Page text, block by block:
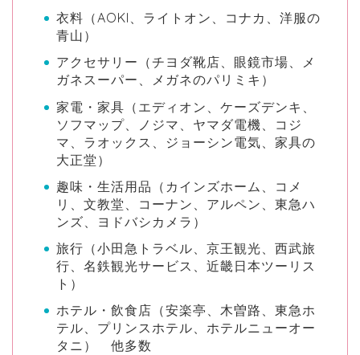
衣料（AOKI、ライトオン、コナカ、洋服の
青山）
アクセサリー（チヨダ靴店、眼鏡市場、メ
ガネスーパー、メガネのパリミキ）
家電・家具（エディオン、ケーズデンキ、
ソフマップ、ノジマ、ヤマダ電機、コジ
マ、ラオックス、ジョーシン電気、家具の
大正堂）
趣味・生活用品（カインズホーム、コメ
リ、文教堂、コーナン、アルペン、東急ハ
ンズ、ヨドバシカメラ）
旅行（小田急トラベル、京王観光、西武旅
行、名鉄観光サービス、近畿日本ツーリス
ト）
ホテル・飲食店（安楽亭、木曽路、東急ホ
テル、プリンスホテル、ホテルニューオー
タニ） 他多数